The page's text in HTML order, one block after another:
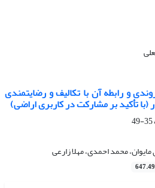
و رابطه آن با تکالیف و رضایتمندی
تأکید بر مشارکت در کاربری اراضی)
35-49
محمد احمدی، مهلا زارعی